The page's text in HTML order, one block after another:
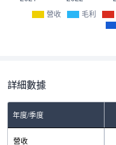
營收 毛利
詳細數據
年度/季度2025-Q3
營收